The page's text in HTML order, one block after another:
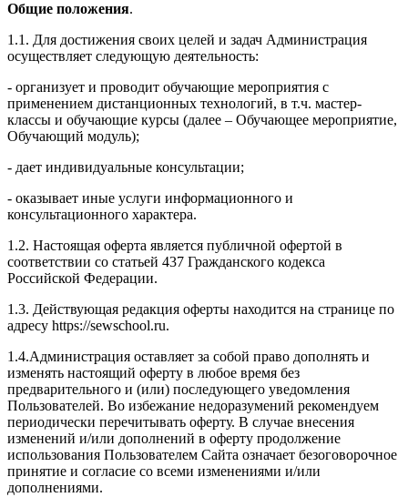
Общие положения.
1.1. Для достижения своих целей и задач Администрация
осуществляет следующую деятельность:
- организует и проводит обучающие мероприятия с
применением дистанционных технологий, в т.ч. мастер-
классы и обучающие курсы (далее – Обучающее мероприятие,
Обучающий модуль);
- дает индивидуальные консультации;
- оказывает иные услуги информационного и
консультационного характера.
1.2. Настоящая оферта является публичной офертой в
соответствии со статьей 437 Гражданского кодекса
Российской Федерации.
1.3. Действующая редакция оферты находится на странице по
адресу https://sewschool.ru.
1.4.Администрация оставляет за собой право дополнять и
изменять настоящий оферту в любое время без
предварительного и (или) последующего уведомления
Пользователей. Во избежание недоразумений рекомендуем
периодически перечитывать оферту. В случае внесения
изменений и/или дополнений в оферту продолжение
использования Пользователем Сайта означает безоговорочное
принятие и согласие со всеми изменениями и/или
дополнениями.